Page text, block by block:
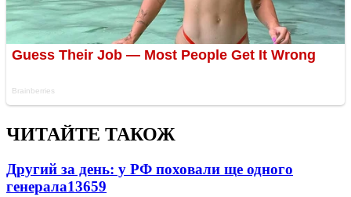
ЧИТАЙТЕ ТАКОЖ
Другий за день: у РФ поховали ще одного
генерала13659